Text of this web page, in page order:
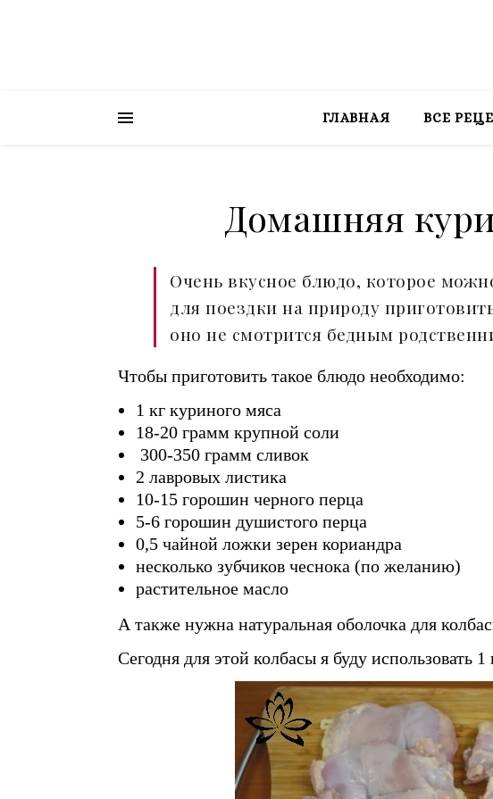
ГЛАВНАЯ ВСЕ
Домашняя
Очень вкусное блюдо, которое
для поездки на природу
оно не смотрится бедным
Чтобы приготовить такое блюдо необходимо:
1 кг куриного мяса
18-20 грамм крупной соли
300-350 грамм сливок
2 лавровых листика
10-15 горошин черного перца
5-6 горошин душистого перца
0,5 чайной ложки зерен кориандра
несколько зубчиков чеснока (по желанию)
растительное масло
А также нужна натуральная оболочка для
Сегодня для этой колбасы я буду использовать